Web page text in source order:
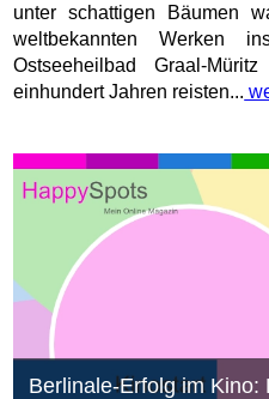
unter schattigen Bäumen
weltbekannten Werken
Ostseeheilbad Graal-
einhundert Jahren reisten...
Berlinale-Erfolg im